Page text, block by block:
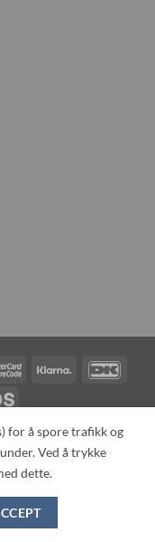
MasterCardKlarna
Vipps
OM OSS
ALL PRODUCTS
Norway AS -With Love
for å spore trafikk og
Ved å trykke
dette.